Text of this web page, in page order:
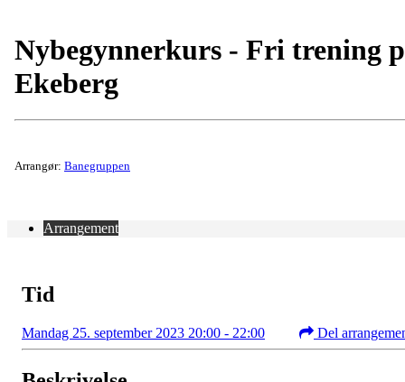
Nybegynnerkurs - Fri trening
Ekeberg
Arrangør: Banegruppen
Arrangement
Tid
Mandag 25. september 2023 20:00 - 22:00 Del